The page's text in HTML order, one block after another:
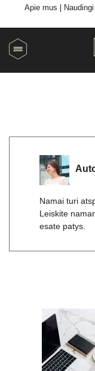
Apie mus
Namai turi
Leiskite
esate patys.